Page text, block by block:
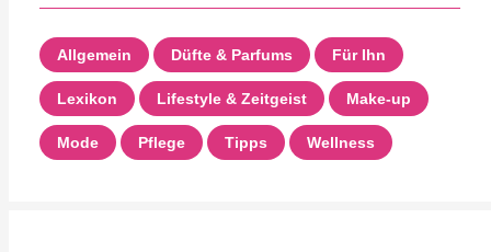
Allgemein Düfte & Parfums Für Ihn
Lexikon Lifestyle & Zeitgeist Make-up
Mode Pflege Tipps Wellness